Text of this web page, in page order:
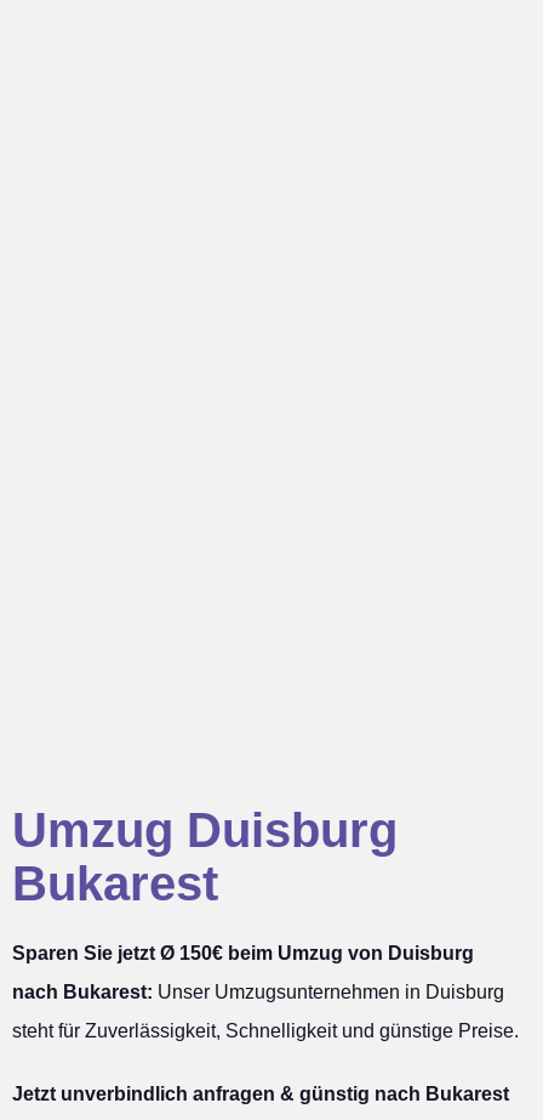
Umzug Duisburg
Bukarest
Sparen Sie jetzt Ø 150€ beim Umzug von Duisburg
nach Bukarest: Unser Umzugsunternehmen in Duisburg
steht für Zuverlässigkeit, Schnelligkeit und günstige Preise.
Jetzt unverbindlich anfragen & günstig nach Bukarest